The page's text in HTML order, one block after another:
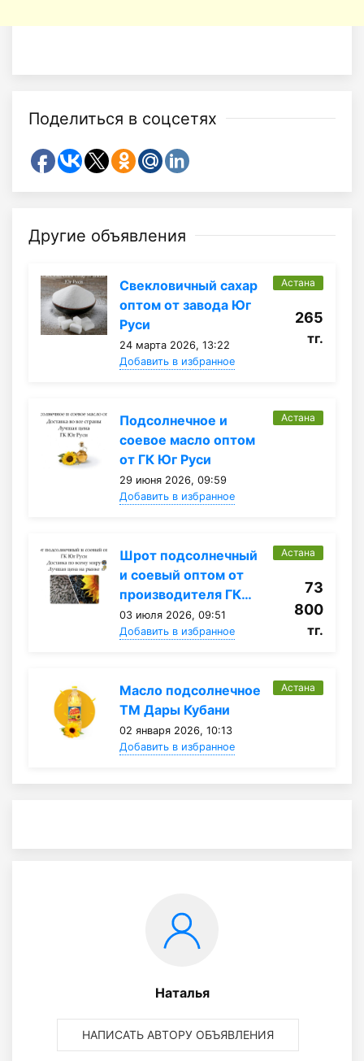
Поделиться в соцсетях
Другие объявления
Свекловичный сахар
оптом от завода Юг
Руси
24 марта 2026, 13:22
Добавить в избранное
Астана
265
тг.
Подсолнечное и
соевое масло оптом
от ГК Юг Руси
29 июня 2026, 09:59
Добавить в избранное
Астана
Шрот подсолнечный
и соевый оптом от
производителя ГК…
03 июля 2026, 09:51
Добавить в избранное
Астана
73
800
тг.
Масло подсолнечное
ТМ Дары Кубани
02 января 2026, 10:13
Добавить в избранное
Астана
Наталья
НАПИСАТЬ АВТОРУ ОБЪЯВЛЕНИЯ